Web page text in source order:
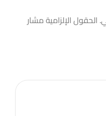
الحقول الإلزامية مشار